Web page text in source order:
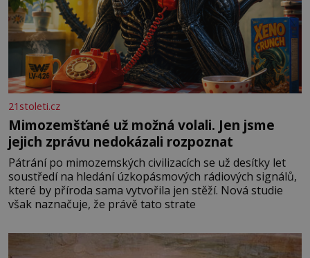
21stoleti.cz
Mimozemšťané už možná volali. Jen jsme
jejich zprávu nedokázali rozpoznat
Pátrání po mimozemských civilizacích se už desítky let
soustředí na hledání úzkopásmových rádiových signálů,
které by příroda sama vytvořila jen stěží. Nová studie
však naznačuje, že právě tato strate